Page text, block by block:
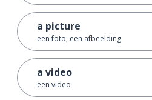
a picture
een foto; een afbeelding
a video
een video